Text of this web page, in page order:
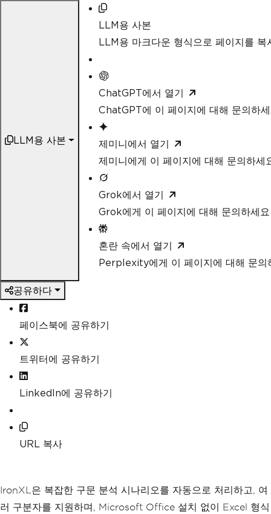
LLM용 사본
LLM용 사본
LLM용 마크다운 형식으로 페이지를 복
ChatGPT에서 열기
ChatGPT에 이 페이지에 대해 문의하
제미니에서 열기
제미니에게 이 페이지에 대해 문의하세
Grok에서 열기
Grok에게 이 페이지에 대해 문의하세요
혼란 속에서 열기
Perplexity에게 이 페이지에 대해 문의
공유하다
페이스북에 공유하기
트위터에 공유하기
LinkedIn에 공유하기
URL 복사
IronXL은 복잡한 구문 분석 시나리오를 자동으로 처리하고, 여
러 구분자를 지원하며, Microsoft Office 설치 없이 Excel 형식